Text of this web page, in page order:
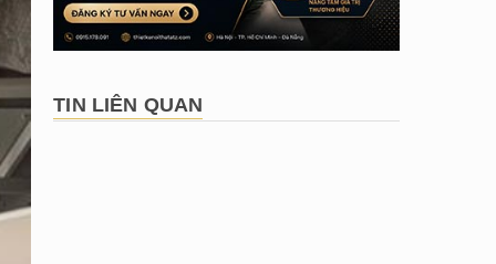
TIN LIÊN QUAN